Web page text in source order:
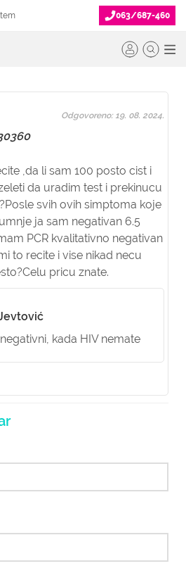
063/687-460
,da li sam 100 posto cist i
da uradim test i prekinucu
svih ovih simptoma koje
ja sam negativan 6.5
PCR kvalitativno negativan
to recite i vise nikad necu
pricu znate.
Odgovoreno: 19. 08. 2024.
kada HIV nemate